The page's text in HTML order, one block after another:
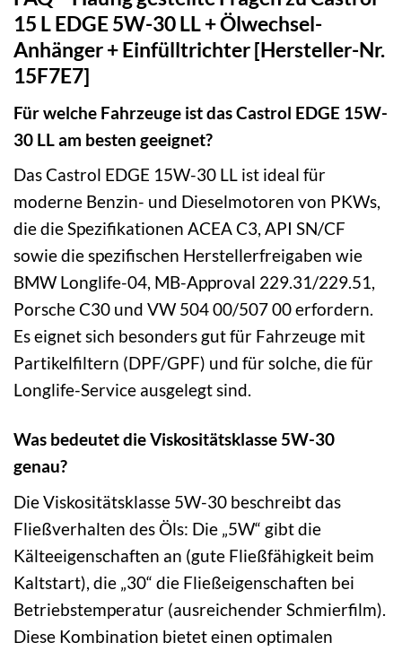
15 L EDGE 5W-30 LL + Ölwechsel-
Anhänger + Einfülltrichter [Hersteller-Nr.
15F7E7]
Für welche Fahrzeuge ist das Castrol EDGE 15W-
30 LL am besten geeignet?
Das Castrol EDGE 15W-30 LL ist ideal für
moderne Benzin- und Dieselmotoren von PKWs,
die die Spezifikationen ACEA C3, API SN/CF
sowie die spezifischen Herstellerfreigaben wie
BMW Longlife-04, MB-Approval 229.31/229.51,
Porsche C30 und VW 504 00/507 00 erfordern.
Es eignet sich besonders gut für Fahrzeuge mit
Partikelfiltern (DPF/GPF) und für solche, die für
Longlife-Service ausgelegt sind.
Was bedeutet die Viskositätsklasse 5W-30
genau?
Die Viskositätsklasse 5W-30 beschreibt das
Fließverhalten des Öls: Die „5W“ gibt die
Kälteeigenschaften an (gute Fließfähigkeit beim
Kaltstart), die „30“ die Fließeigenschaften bei
Betriebstemperatur (ausreichender Schmierfilm).
Diese Kombination bietet einen optimalen